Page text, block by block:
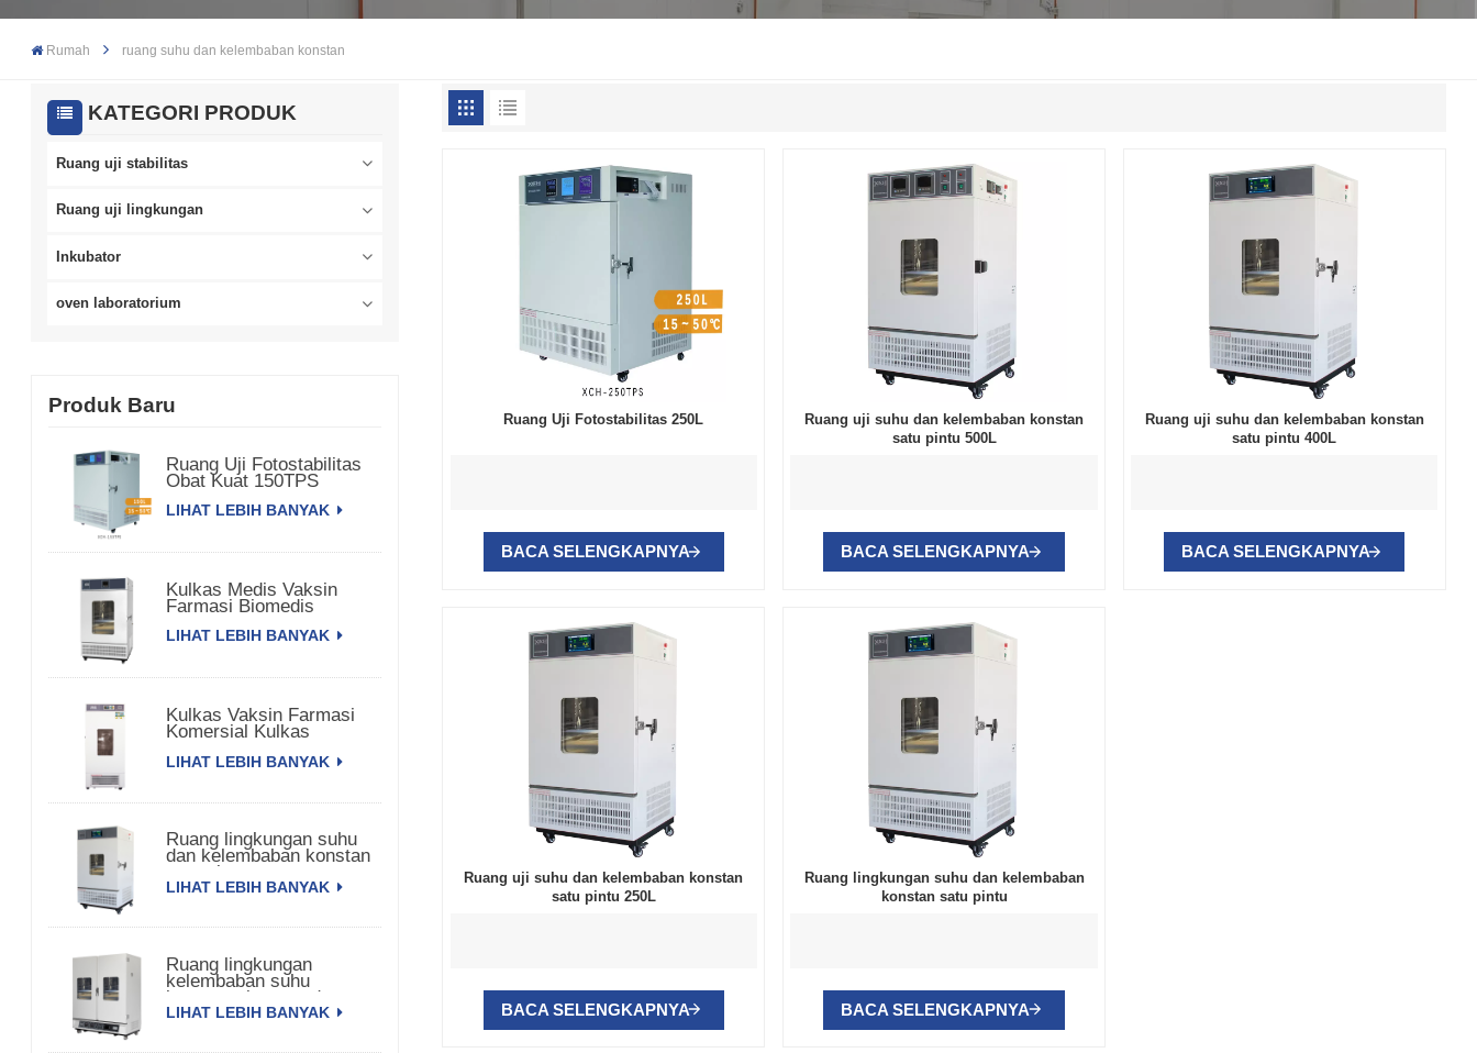
Indonesia
Rumah ruang suhu dan kelembaban konstan
KATEGORI PRODUK
Ruang uji stabilitas
Ruang uji lingkungan
Inkubator
oven laboratorium
Produk Baru
Ruang Uji Fotostabilitas
Obat Kuat 150TPS
LIHAT LEBIH BANYAK
Kulkas Medis Vaksin
Farmasi Biomedis
LIHAT LEBIH BANYAK
Kulkas Vaksin Farmasi
Komersial Kulkas
LIHAT LEBIH BANYAK
Ruang lingkungan suhu
dan kelembaban konstan
satu pintu
LIHAT LEBIH BANYAK
Ruang lingkungan
kelembaban suhu
konstan pintu ganda
LIHAT LEBIH BANYAK
Ruang Uji Fotostabilitas 250L
BACA SELENGKAPNYA
Ruang uji suhu dan kelembaban konstan
satu pintu 500L
BACA SELENGKAPNYA
Ruang uji suhu dan kelembaban konstan
satu pintu 400L
BACA SELENGKAPNYA
Ruang uji suhu dan kelembaban konstan
satu pintu 250L
BACA SELENGKAPNYA
Ruang lingkungan suhu dan kelembaban
konstan satu pintu
BACA SELENGKAPNYA